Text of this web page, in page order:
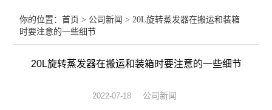
双层玻璃反应釜
单层玻璃反应釜
你的位置：首页 > 公司新闻 > 20L旋转蒸发器在搬运和装箱
时要注意的一些细节
20L旋转蒸发器在搬运和装箱时要注意的一些细节
2022-07-18 公司新闻